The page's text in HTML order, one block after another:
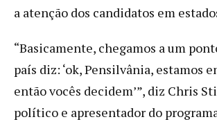
a atenção dos candidatos em
“Basicamente, chegamos a um
país diz: ‘ok, Pensilvânia, estamos
então vocês decidem’”, diz Chris
político e apresentador do